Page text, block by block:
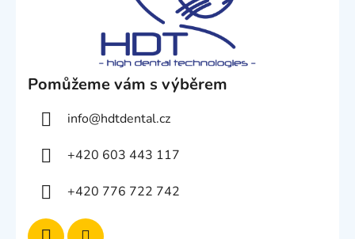
Pomůžeme vám s výběrem
info@hdtdental.cz
+420 603 443 117
+420 776 722 742